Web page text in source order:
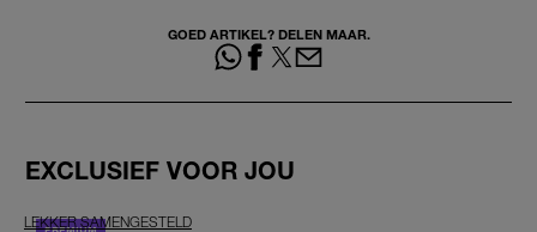
GOED ARTIKEL? DELEN MAAR.
EXCLUSIEF VOOR JOU
LEKKER SAMENGESTELD